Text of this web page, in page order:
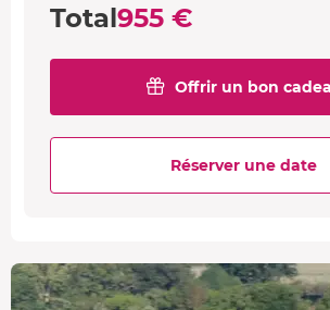
Total955 €
Offrir un bon
Réserver une date